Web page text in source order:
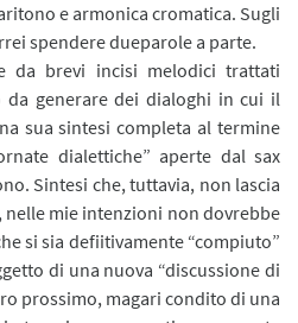
e armonica cromatica. Sugli
spendere dueparole a parte.
da brevi incisi melodici trattati
da generare dei dialoghi in cui il
sua sintesi completa al termine
dialettiche” aperte dal sax
Sintesi che, tuttavia, non lascia
nelle mie intenzioni non dovrebbe
si sia defiitivamente “compiuto”
di una nuova “discussione di
prossimo, magari condito di una